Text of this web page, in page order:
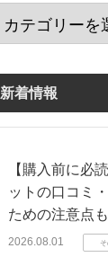
新着情報
【購入前に必
ットの口コミ
ための注意点
2026.08.01